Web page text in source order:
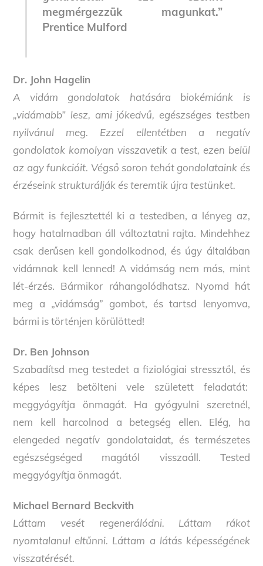
megmérgezzük magunkat.”
Prentice Mulford
Dr. John Hagelin
A vidám gondolatok hatására biokémiánk is
„vidámabb” lesz, ami jókedvű, egészséges testben
nyilvánul meg. Ezzel ellentétben a negatív
gondolatok komolyan visszavetik a test, ezen belül
az agy funkcióit. Végső soron tehát gondolataink és
érzéseink strukturálják és teremtik újra testünket.
Bármit is fejlesztettél ki a testedben, a lényeg az,
hogy hatalmadban áll változtatni rajta. Mindehhez
csak derűsen kell gondolkodnod, és úgy általában
vidámnak kell lenned! A vidámság nem más, mint
lét-érzés. Bármikor ráhangolódhatsz. Nyomd hát
meg a „vidámság” gombot, és tartsd lenyomva,
bármi is történjen körülötted!
Dr. Ben Johnson
Szabadítsd meg testedet a fiziológiai stressztől, és
képes lesz betölteni vele született feladatát:
meggyógyítja önmagát. Ha gyógyulni szeretnél,
nem kell harcolnod a betegség ellen. Elég, ha
elengeded negatív gondolataidat, és természetes
egészségséged magától visszaáll. Tested
meggyógyítja önmagát.
Michael Bernard Beckvith
Láttam vesét regenerálódni. Láttam rákot
nyomtalanul eltűnni. Láttam a látás képességének
visszatérését.